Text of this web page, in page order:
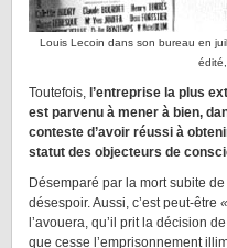
Louis Lecoin dans son bureau en
Toutefois, l’entreprise la plus
est parvenu à mener à bien,
conteste d’avoir réussi à
statut des objecteurs de
Désemparé par la mort subite
désespoir. Aussi, c’est peut-être
l’avouera, qu’il prit la décision
que cesse l’emprisonnement